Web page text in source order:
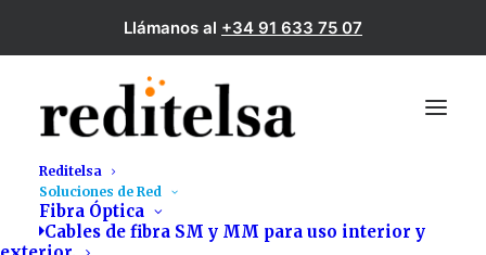
Llámanos al +34 91 633 75 07
Reditelsa
Soluciones de Red
Fibra Óptica
Cables de fibra SM y MM para uso interior y